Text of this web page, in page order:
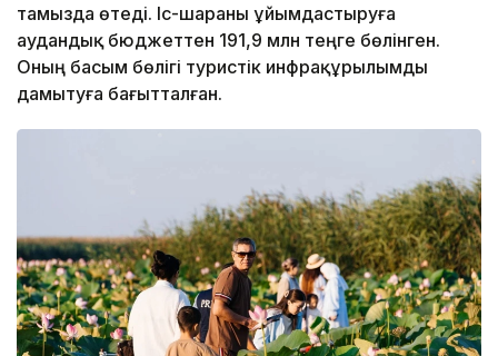
тамызда өтеді. Іс-шараны ұйымдастыруға
аудандық бюджеттен 191,9 млн теңге бөлінген.
Оның басым бөлігі туристік инфрақұрылымды
дамытуға бағытталған.